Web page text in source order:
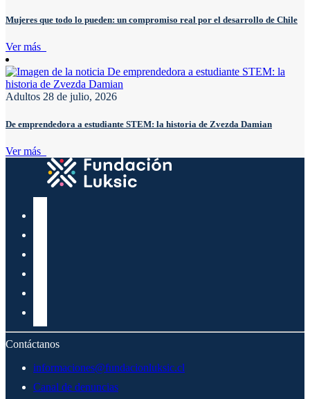
Mujeres que todo lo pueden: un compromiso real por el desarrollo de Chile
Ver más
Adultos 28 de julio, 2026
De emprendedora a estudiante STEM: la historia de Zvezda Damian
Ver más
Contáctanos
informaciones@fundacionluksic.cl
Canal de denuncias